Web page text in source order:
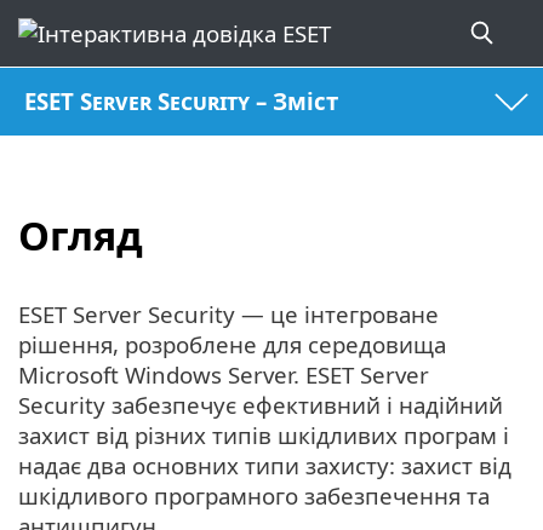
ESET Server Security – Зміст
Огляд
ESET Server Security — це інтегроване
рішення, розроблене для середовища
Microsoft Windows Server. ESET Server
Security забезпечує ефективний і надійний
захист від різних типів шкідливих програм і
надає два основних типи захисту: захист від
шкідливого програмного забезпечення та